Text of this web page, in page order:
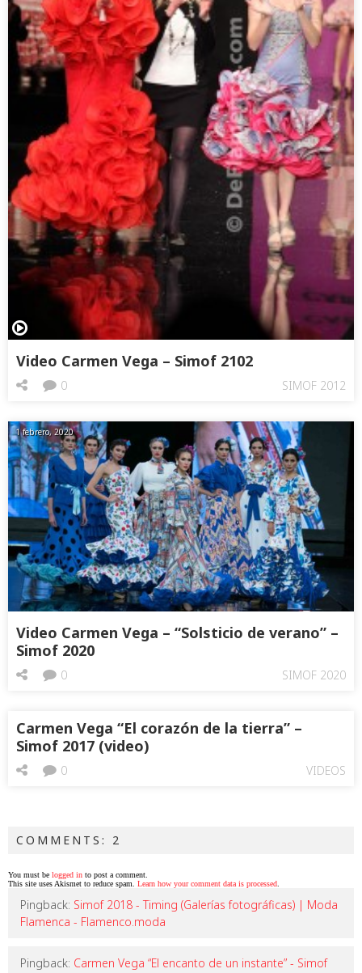
Video Carmen Vega – Simof 2102
SIMOF 2012
0
1 febrero, 2020
Video Carmen Vega – “Solsticio de verano” –
Simof 2020
SIMOF 2020
0
Carmen Vega “El corazón de la tierra” –
Simof 2017 (video)
VIDEOS
0
COMMENTS: 2
You must be logged in to post a comment.
This site uses Akismet to reduce spam. Learn how your comment data is processed
Pingback: Simof 2018 - Timing (Galerías fotográficas) | Moda
Flamenca - Flamenco.moda
Pingback: Carmen Vega “El encanto de un instante” - Simof